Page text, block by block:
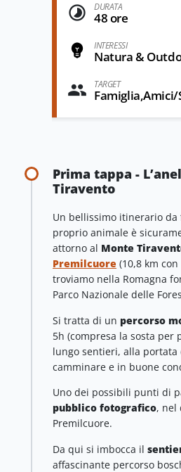
DURATA
48 ore
INTERESSI
Natura &
TARGET
Famiglia,Amici/
Prima tappa -
Tiravento
Un bellissimo itinerario
proprio animale è
attorno al Monte
Premilcuore (10,8 km
troviamo nella Romagna
Parco Nazionale delle
Si tratta di un percorso
5h (compresa la sosta per
lungo sentieri, alla
camminare e in buone
Uno dei possibili punti di
pubblico fotografico, nel
Premilcuore.
Da qui si imbocca il
affascinante percorso